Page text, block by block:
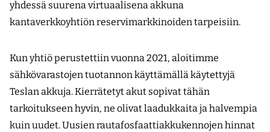
yhdessä suurena virtuaalisena akkuna
kantaverkkoyhtiön reservimarkkinoiden tarpeisiin.
Kun yhtiö perustettiin vuonna 2021, aloitimme
sähkövarastojen tuotannon käyttämällä käytettyjä
Teslan akkuja. Kierrätetyt akut sopivat tähän
tarkoitukseen hyvin, ne olivat laadukkaita ja halvempia
kuin uudet. Uusien rautafosfaattiakkukennojen hinnat